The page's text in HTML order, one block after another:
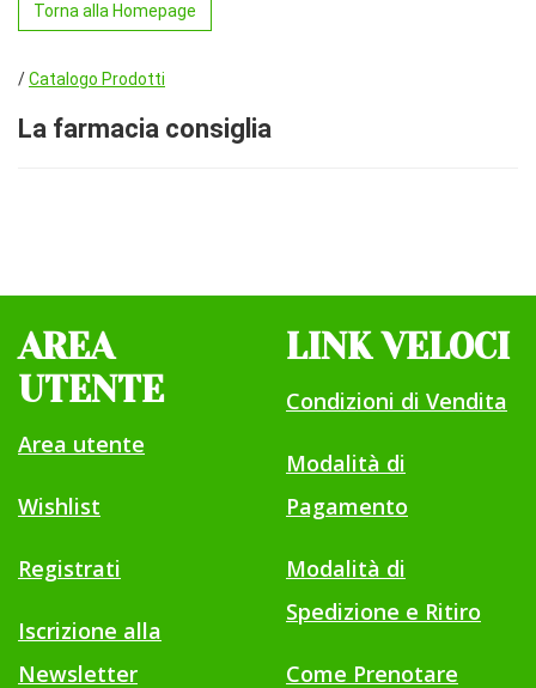
Torna alla Homepage
/Catalogo Prodotti
La farmacia consiglia
AREA
UTENTE
Area utente
Wishlist
Registrati
Iscrizione alla
Newsletter
LINK VELOCI
Condizioni di Vendita
Modalità di
Pagamento
Modalità di
Spedizione e Ritiro
Come Prenotare